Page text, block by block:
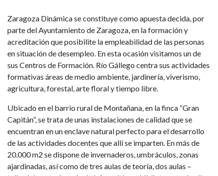
Zaragoza Dinámica se constituye como apuesta decida, por
parte del Ayuntamiento de Zaragoza, en la formación y
acreditación que posibilite la empleabilidad de las personas
en situación de desempleo. En esta ocasión visitamos un de
sus Centros de Formación. Río Gállego centra sus actividades
formativas áreas de medio ambiente, jardinería, viverismo,
agricultura, forestal, arte floral y tiempo libre.
Ubicado en el barrio rural de Montañana, en la finca “Gran
Capitán”, se trata de unas instalaciones de calidad que se
encuentran en un enclave natural perfecto para el desarrollo
de las actividades docentes que allí se imparten. En más de
20.000 m2 se dispone de invernaderos, umbráculos, zonas
ajardinadas, así como de tres aulas de teoría, dos aulas –